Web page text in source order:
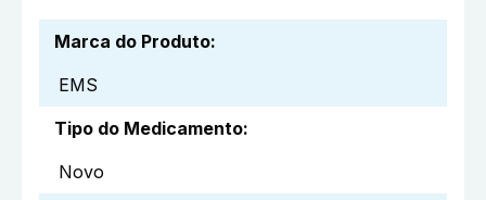
Marca do Produto:
EMS
Tipo do Medicamento:
Novo